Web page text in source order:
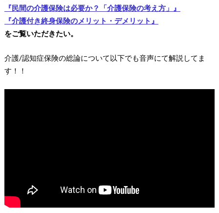
『民間の介護保険は必要か？「介護保険の考え方」』
『介護付き終身保険のメリット・デメリット』
をご覧いただきたい。
介護/認知症保険の総論について以下でも音声にて解説してま
す！！